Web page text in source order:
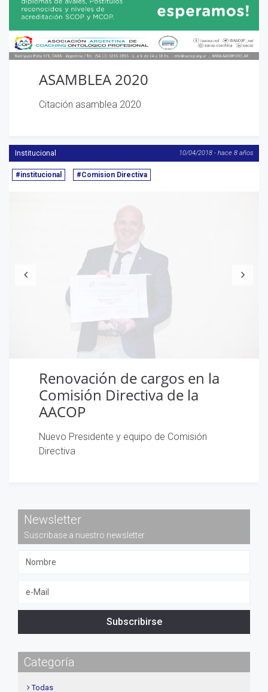
ASAMBLEA 2020
Citación asamblea 2020
Institucional 10/04/2018 - hace 8 años
#institucional #Comision Directiva
Renovación de cargos en la
Comisión Directiva de la
AACOP
Directiva
Newsletter
Suscribase a nuestro newsletter
Subscribirse
Categoría
Todas